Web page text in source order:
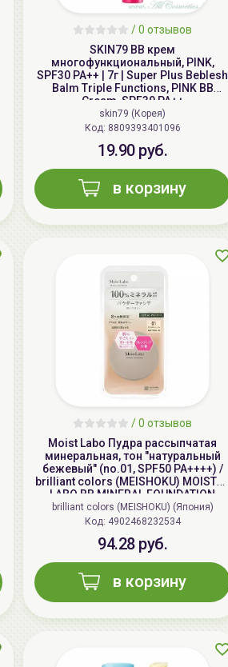
/0 отзывов
SKIN79 ВВ крем
многофункциональный, PINK,
SPF30 PA++ | 7г | Super Plus Beblesh
Balm Triple Functions, PINK BB
Cream, SPF30 PA++
skin79 (Корея)
Код: 8809393401096
19.90 руб.
в корзину
/0 отзывов
Moist Labo Пудра рассыпчатая
минеральная, тон "натуральный
бежевый" (no.01, SPF50 PA++++) /
brilliant colors (MEISHOKU) MOISTO-
LABO BB MINERAL FOUNDATION
brilliant colors (MEISHOKU) (Япония)
Код: 4902468232534
94.28 руб.
в корзину